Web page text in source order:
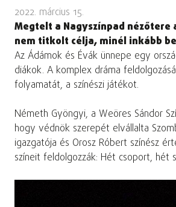
2022. március 15.
Megtelt a Nagyszínpad nézőtere
nem titkolt célja, minél inkább
Az Ádámok és Évák ünnepe egy
diákok. A komplex dráma
folyamatát, a színészi játékot.
Németh Gyöngyi, a Weöres Sándor
hogy védnök szerepét elvállalta
igazgatója és Orosz Róbert színész
színeit feldolgozzák: Hét csoport, hét